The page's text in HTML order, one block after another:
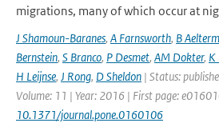
migrations, many of which occur at
J Shamoun-Baranes, A Farnsworth, B
Bernstein, S Branco, P Desmet, AM Dokter, K
H Leijnse, J Rong, D Sheldon | Status:
Volume: 11 | Year: 2016 | First page:
10.1371/journal.pone.0160106